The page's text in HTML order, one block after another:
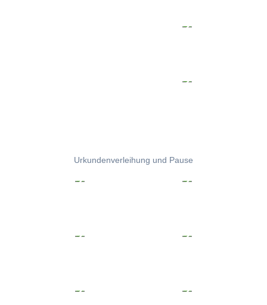
Urkundenverleihung und Pause